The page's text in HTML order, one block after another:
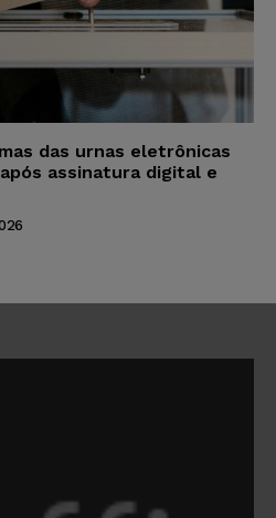
das urnas eletrônicas
assinatura digital e